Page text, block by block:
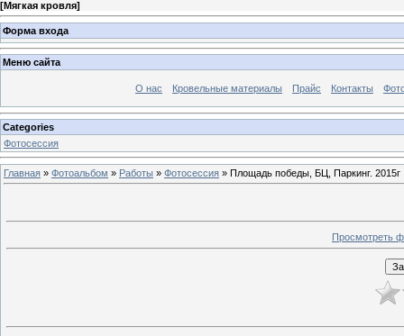
[Мягкая кровля]
Форма входа
Меню сайта
О нас Кровельные материалы Прайс Контакты
Categories
Фотосессия
Главная » Фотоальбом » Работы » Фотосессия » Площадь победы, БЦ, Паркинг. 2015г
Просмотреть